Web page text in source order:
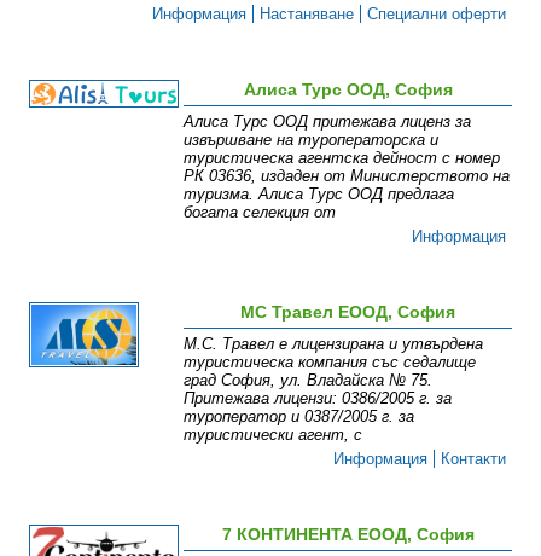
Информация
Настаняване Специални оферти
Алиса Турс ООД, София
Алиса Турс ООД притежава лиценз за
извършване на туроператорска и
туристическа агентска дейност с номер
РК 03636, издаден от Министерството на
туризма. Алиса Турс ООД предлага
богата селекция от
Информация
МС Травел ЕООД, София
М.С. Травел е лицензирана и утвърдена
туристическа компания със седалище
град София, ул. Владайска № 75.
Притежава лицензи: 0386/2005 г. за
туроператор и 0387/2005 г. за
туристически агент, с
Информация
Контакти
7 КОНТИНЕНТА ЕООД, София